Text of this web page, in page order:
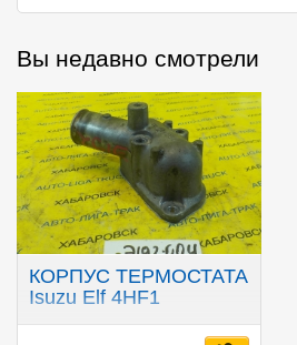
Вы недавно смотрели
КОРПУС ТЕРМОСТАТА
Isuzu Elf 4HF1